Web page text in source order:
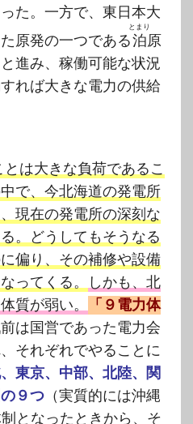
た。一方で、東日本大
原発の一つである泊
とまり
原
進み、稼働可能な状況
れば大きな電力の供給
は大きな負荷であるこ
で、今北海道の発電所
現在の発電所の深刻な
。どうしてもそうなる
偏り、その補修や設備
ってくる。
しかも、北
質が弱い。
「９電力体
は国営であった電力会
それぞれでやることに
東京、中部、北陸、関
９つ （実質的には沖縄
となったときから、そ